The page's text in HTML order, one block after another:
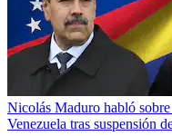
Nicolás Maduro habló
Venezuela tras suspensión